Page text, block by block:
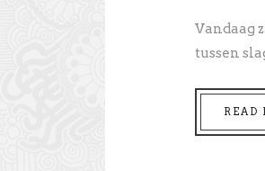
Vandaag
tussen
READ